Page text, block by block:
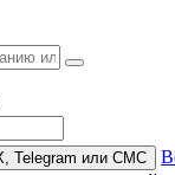
Telegram или СМС